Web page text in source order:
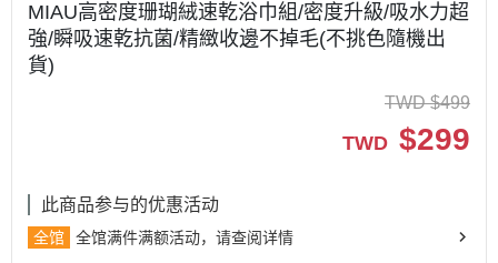
MIAU高密度珊瑚絨速乾浴巾組/密度升級/吸水力超
強/瞬吸速乾抗菌/精緻收邊不掉毛(不挑色隨機出
貨)
TWD $499
TWD $299
此商品参与的优惠活动
全馆 全馆满件满额活动，请查阅详情